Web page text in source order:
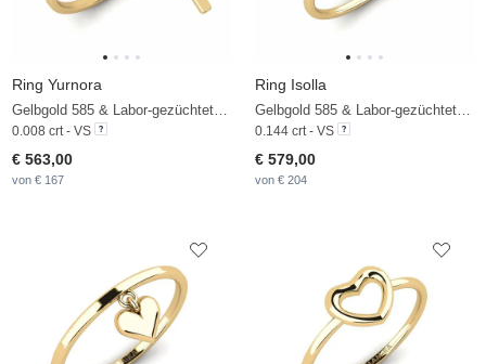
Ring Yurnora
Gelbgold 585 & Labor-gezüchteter Diamant
0.008 crt - VS
€ 563,00
von € 167
Ring Isolla
Gelbgold 585 & Labor-gezüchteter Diamant
0.144 crt - VS
€ 579,00
von € 204